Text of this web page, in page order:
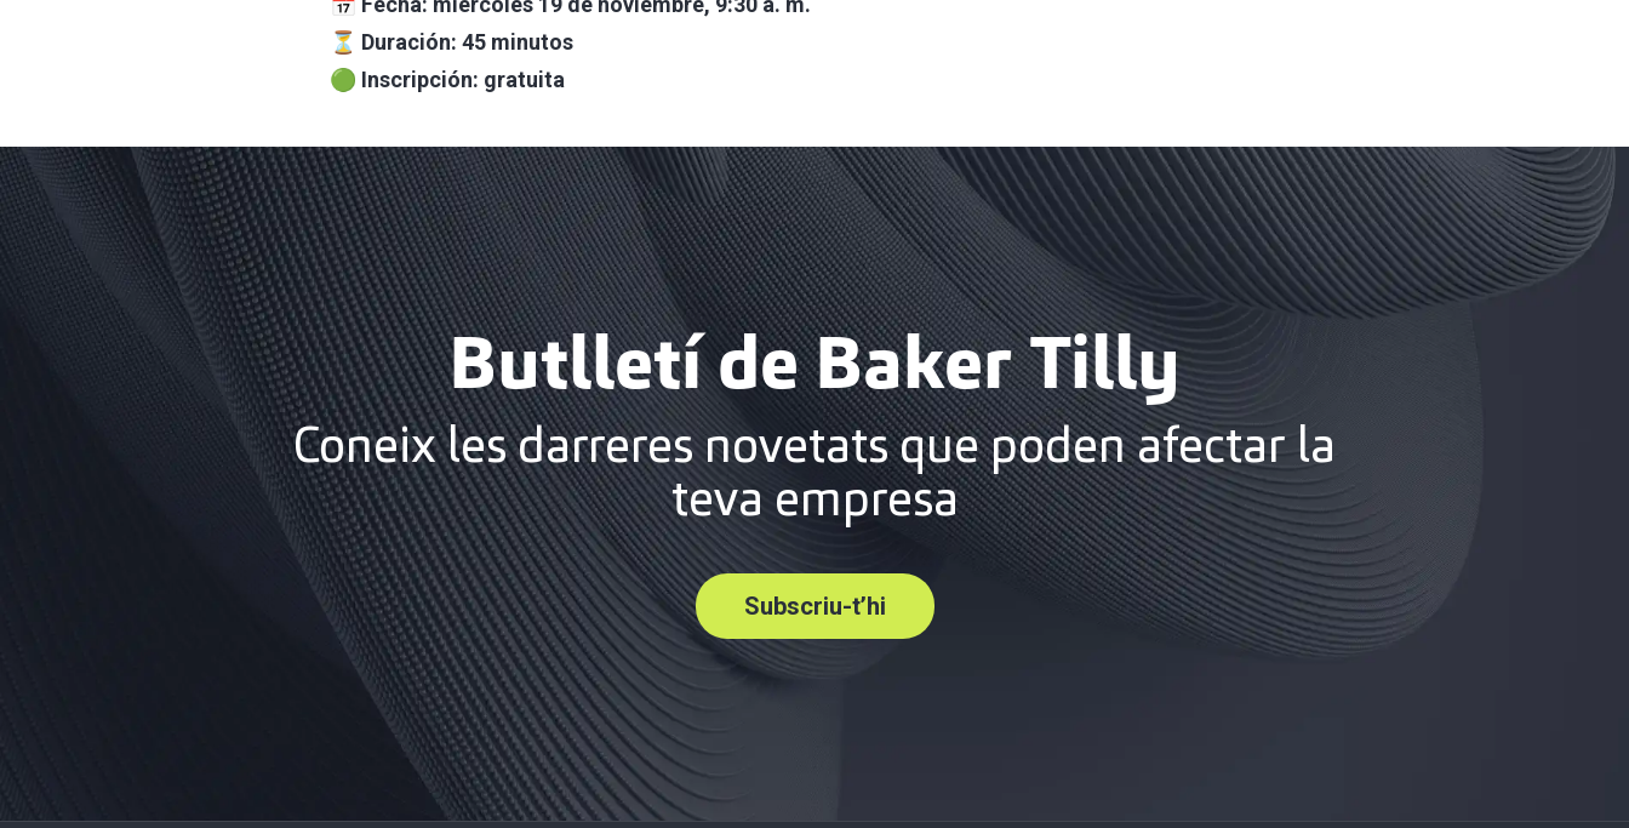
⏳ Duración: 45 minutos
🟢 Inscripción: gratuita
Butlletí de Baker Tilly
Coneix les darreres novetats que poden afectar la
teva empresa
Subscriu-t’hi